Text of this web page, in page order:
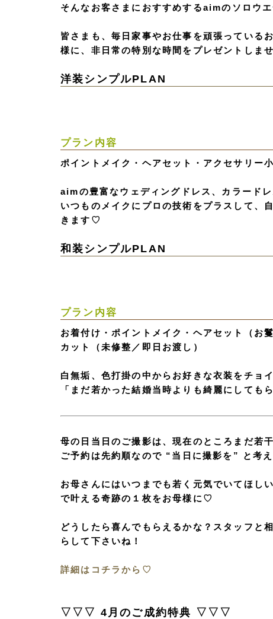
そんなお客さまにおすすめするaimの ソロウ
皆さまも、毎日家事やお仕事を頑張っている
様に、 非日常の特別な時間 をプレゼントしま
洋装シンプルPLAN
プラン内容
ポイントメイク・ヘアセット・アクセサリー
aimの豊富なウェディングドレス、カラード
いつものメイクにプロの技術をプラスして、
きます♡
和装シンプルPLAN
プラン内容
お着付け・ポイントメイク・ヘアセット（お
カット（未修整／即日お渡し）
白無垢、色打掛の中からお好きな衣装をチョ
「まだ若かった結婚当時よりも綺麗にしても
母の日当日のご撮影は、現在のところまだ若
ご予約は先約順なので “当日に撮影を” と考
お母さんにはいつまでも若く元気でいてほし
で叶える奇跡の１枚をお母様に♡
どうしたら喜んでもらえるかな？スタッフと
らして下さいね！
詳細はコチラから♡
▽▽▽ 4月のご成約特典 ▽▽▽